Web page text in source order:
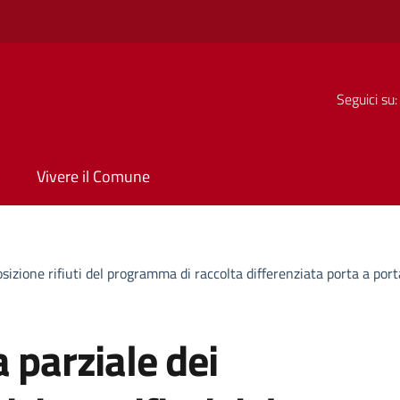
Seguici su:
Vivere il Comune
rifiuti del programma di raccolta differenziata porta a
parziale dei